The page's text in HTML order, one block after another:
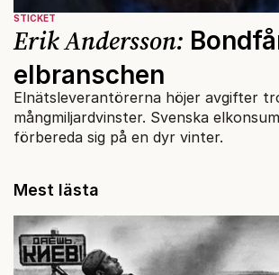
STICKET
Erik Andersson:
elbranschen
Elnätsleverantörerna höjer avgifter
mångmiljardvinster. Svenska
förbereda sig på en dyr vinter.
Mest lästa